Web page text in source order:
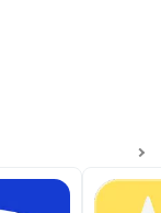
员合作和科学合
全球模型之后，
程序。
序的首次使用，
还具有将技术与
应用程序进行培训